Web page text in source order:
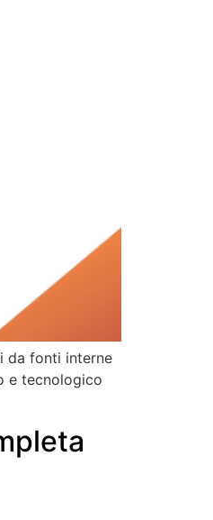
da fonti interne
e tecnologico